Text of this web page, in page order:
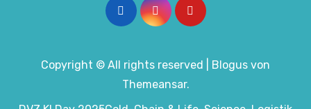
Copyright © All rights reserved Blogus von
Themeansar.